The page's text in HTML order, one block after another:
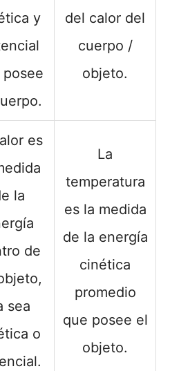
y
posee
del calor del
cuerpo /
objeto.
es
la
de
sea
o
La
temperatura
es la medida
de la energía
cinética
promedio
que posee el
objeto.